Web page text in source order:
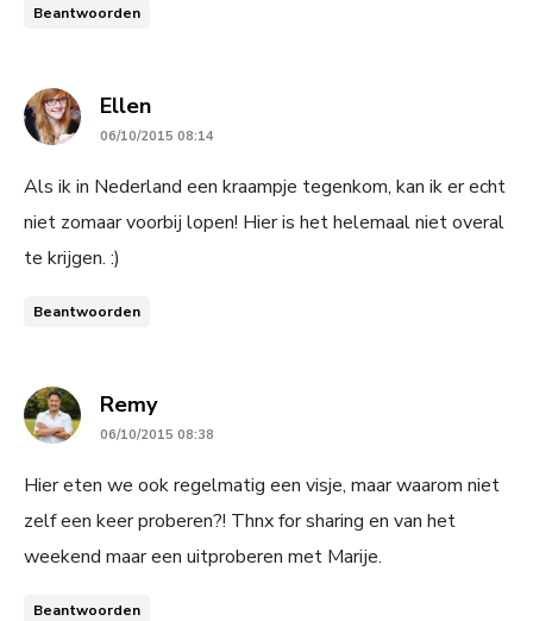
Beantwoorden
Ellensays:
06/10/2015 08:14
Als ik in Nederland een kraampje tegenkom, kan ik er echt
niet zomaar voorbij lopen! Hier is het helemaal niet overal
te krijgen. :)
Beantwoorden
Remysays:
06/10/2015 08:38
Hier eten we ook regelmatig een visje, maar waarom niet
zelf een keer proberen?! Thnx for sharing en van het
weekend maar een uitproberen met Marije.
Beantwoorden